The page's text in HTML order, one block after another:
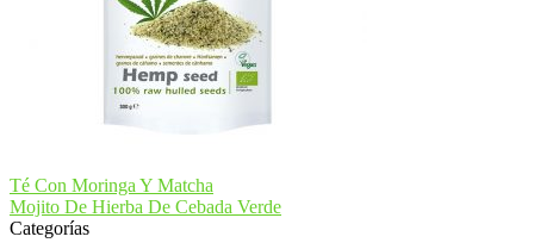
Navegación
de
Previous
post:
Té Con Moringa Y Matcha
Next
post:
Mojito De Hierba De Cebada Verde
Categorías